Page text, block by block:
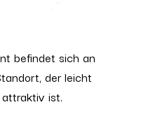
befindet sich an
der leicht
ist.